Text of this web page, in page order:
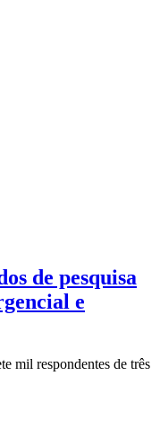
de pesquisa
e
mil respondentes de três